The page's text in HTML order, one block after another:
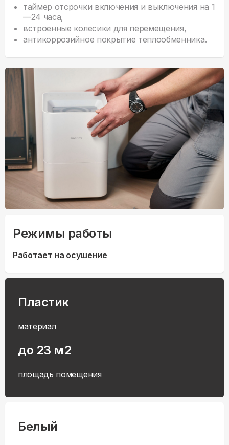
таймер отсрочки включения и выключения на 1
—24 часа,
встроенные колесики для перемещения,
антикоррозийное покрытие теплообменника.
Режимы работы
Работает на осушение
Пластик
материал
до 23 м2
площадь помещения
Белый